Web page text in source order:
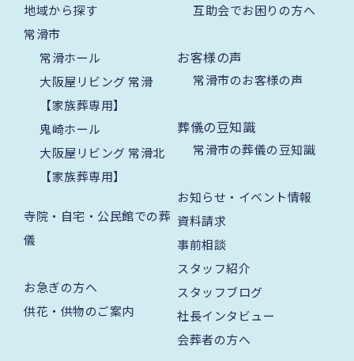
地域から探す
常滑市
常滑ホール
大阪屋リビング 常滑
【家族葬専用】
鬼崎ホール
大阪屋リビング 常滑北
【家族葬専用】
寺院・自宅・公民館での葬
儀
お急ぎの方へ
供花・供物のご案内
互助会でお困りの方へ
お客様の声
常滑市のお客様の声
葬儀の豆知識
常滑市の葬儀の豆知識
お知らせ・イベント情報
資料請求
事前相談
スタッフ紹介
スタッフブログ
社長インタビュー
会葬者の方へ